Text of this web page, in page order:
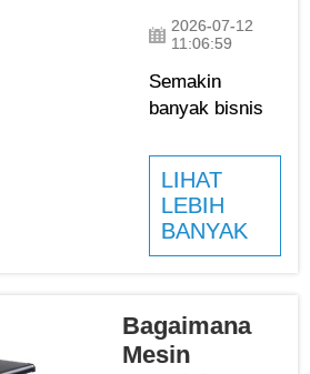
2026-07-12
11:06:59
Semakin
banyak bisnis
yang
menggunakan
mesin
pengemas
terjadi karena
perusahaan
LIHAT
LEBIH
BANYAK
Bagaimana
Mesin